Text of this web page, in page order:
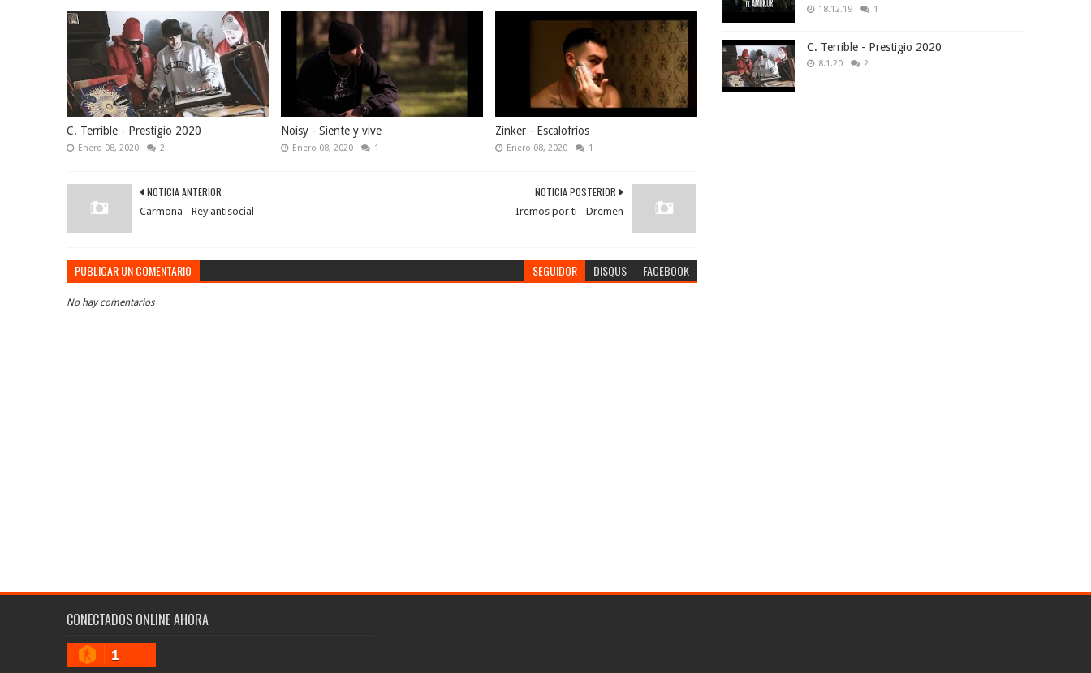
C. Terrible - Prestigio 2020
Enero 08, 2020 2
Noisy - Siente y vive
Enero 08, 2020 1
Zinker - Escalofríos
Enero 08, 2020 1
NOTICIA POSTERIOR
Iremos por ti - Dremen
NOTICIA ANTERIOR
Carmona - Rey antisocial
PUBLICAR UN COMENTARIO SEGUIDOR DISQUS FACEBOOK
No hay comentarios
18.12.19 1
C. Terrible - Prestigio 2020
8.1.20 2
CONECTADOS ONLINE AHORA
1